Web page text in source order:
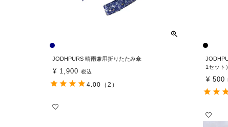
JODHPURS 晴雨兼用折りたたみ傘
¥ 1,900 税込
4.00 （2）
1セット）
¥ 500